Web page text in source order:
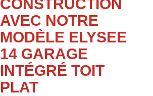
CONSTRUCTION
AVEC NOTRE
MODÈLE ELYSEE
14 GARAGE
INTÉGRÉ TOIT
PLAT